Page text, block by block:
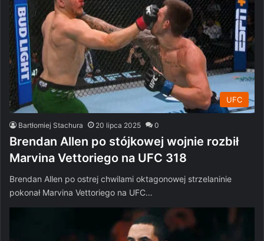
UFC
Bartłomiej Stachura 20 lipca 2025 0
Brendan Allen po stójkowej wojnie rozbił
Marvina Vettoriego na UFC 318
Brendan Allen po ostrej chwilami oktagonowej strzelaninie
pokonał Marvina Vettoriego na UFC…